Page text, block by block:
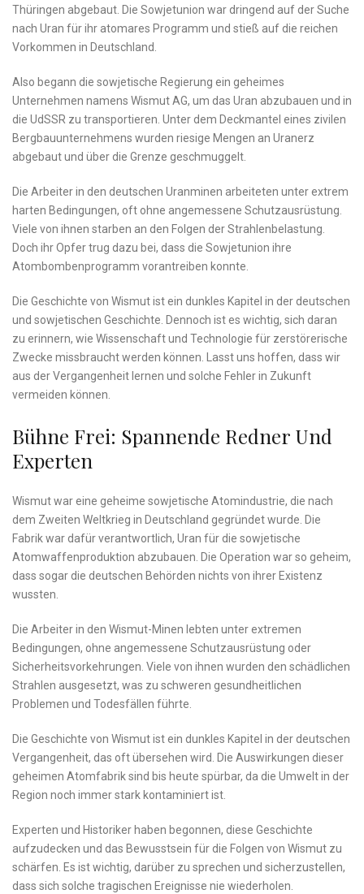
Thüringen ⁤abgebaut. Die Sowjetunion war dringend auf der Suche
nach Uran für ihr atomares Programm und stieß auf die reichen
Vorkommen in Deutschland.
Also begann die sowjetische Regierung ein geheimes‍
Unternehmen namens Wismut AG, um das Uran ⁤abzubauen und in
die UdSSR zu transportieren. Unter dem Deckmantel eines zivilen
Bergbauunternehmens wurden riesige Mengen an Uranerz
‍abgebaut und über die Grenze geschmuggelt.
Die Arbeiter in den deutschen Uranminen arbeiteten ⁣unter extrem
harten Bedingungen, oft ohne angemessene Schutzausrüstung.
Viele von ihnen starben an den Folgen​ der Strahlenbelastung.
Doch ihr Opfer trug dazu bei, dass​ die Sowjetunion ihre
‍Atombombenprogramm vorantreiben konnte.
Die Geschichte⁤ von Wismut ist⁣ ein dunkles Kapitel in der deutschen
​und sowjetischen Geschichte. Dennoch ist es wichtig, sich daran
zu erinnern, wie Wissenschaft und Technologie für zerstörerische
Zwecke missbraucht ⁢werden können. Lasst ⁢uns hoffen, dass​ wir
aus der Vergangenheit lernen und‌ solche ‍Fehler in Zukunft
vermeiden können.
Bühne Frei: Spannende Redner Und
Experten
Wismut war eine geheime sowjetische Atomindustrie, die nach
dem Zweiten Weltkrieg in‍ Deutschland ⁢gegründet wurde. Die
Fabrik war dafür verantwortlich, Uran für die sowjetische
Atomwaffenproduktion abzubauen. Die Operation war so ‍geheim,
dass sogar die deutschen Behörden nichts von ihrer Existenz
wussten.
Die Arbeiter ⁢in den Wismut-Minen lebten unter extremen​
Bedingungen, ohne angemessene Schutzausrüstung oder
⁣Sicherheitsvorkehrungen. Viele von ihnen wurden den⁤ schädlichen
Strahlen ausgesetzt, was zu schweren gesundheitlichen
Problemen und Todesfällen führte.
Die Geschichte von Wismut ist ein dunkles Kapitel in ‌der deutschen
Vergangenheit, das oft übersehen ⁢wird. Die Auswirkungen dieser ​
geheimen Atomfabrik sind bis heute ⁣spürbar, da die Umwelt in der
Region noch immer stark kontaminiert ist.
Experten und Historiker haben begonnen, diese Geschichte
aufzudecken und das Bewusstsein für die Folgen von Wismut zu
schärfen. Es ist wichtig, darüber zu sprechen und sicherzustellen,⁤
dass sich ‍solche ​tragischen Ereignisse nie wiederholen.